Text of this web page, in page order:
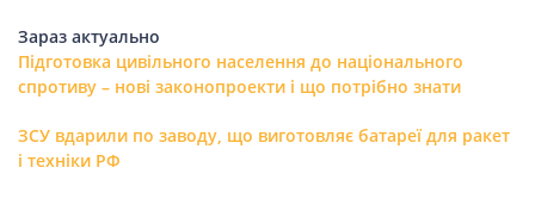
Зараз актуально
Підготовка цивільного населення до національного
спротиву – нові законопроекти і що потрібно знати
ЗСУ вдарили по заводу, що виготовляє батареї для ракет
і техніки РФ